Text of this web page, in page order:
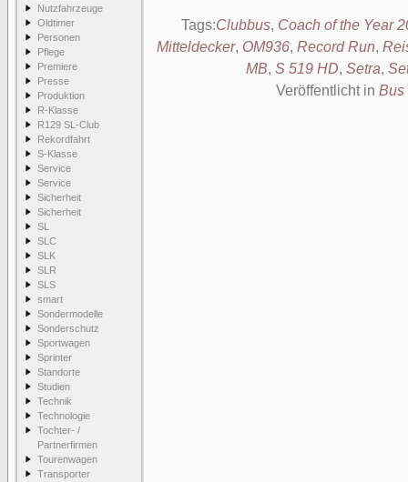
Nutzfahrzeuge
Oldtimer
Personen
Pflege
Premiere
Presse
Produktion
R-Klasse
R129 SL-Club
Rekordfahrt
S-Klasse
Service
Service
Sicherheit
Sicherheit
SL
SLC
SLK
SLR
SLS
smart
Sondermodelle
Sonderschutz
Sportwagen
Sprinter
Standorte
Studien
Technik
Technologie
Tochter- /
Partnerfirmen
Tourenwagen
Transporter
Tags:Clubbus, Coach of the Year
Mitteldecker, OM936, Record Run,
MB, S 519 HD, Setra,
Veröffentlicht in Bus